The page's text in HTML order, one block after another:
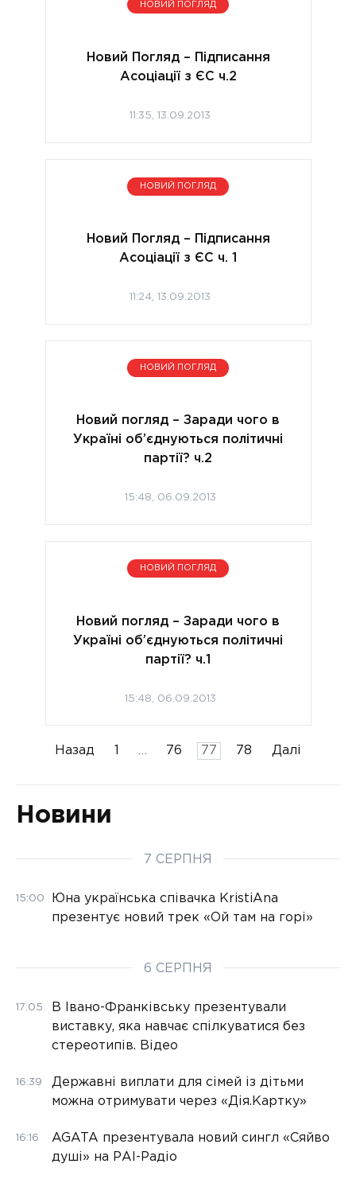
НОВИЙ ПОГЛЯД
Новий Погляд – Підписання
Асоціації з ЄС ч.2
11:35, 13.09.2013
НОВИЙ ПОГЛЯД
Новий Погляд – Підписання
Асоціації з ЄС ч. 1
11:24, 13.09.2013
НОВИЙ ПОГЛЯД
Новий погляд – Заради чого в
Україні об’єднуються політичні
партії? ч.2
15:48, 06.09.2013
НОВИЙ ПОГЛЯД
Новий погляд – Заради чого в
Україні об’єднуються політичні
партії? ч.1
15:48, 06.09.2013
Пагінація
Назад … 76 77 78 Далі
Новини
7 СЕРПНЯ
15:00
Юна українська співачка KristiAna
презентує новий трек «Ой там на горі»
6 СЕРПНЯ
17:05
В Івано-Франківську презентували
виставку, яка навчає спілкуватися без
стереотипів. Відео
16:39
Державні виплати для сімей із дітьми
можна отримувати через «Дія.Картку»
16:16
AGATA презентувала новий сингл «Сяйво
душі» на РАІ-Радіо